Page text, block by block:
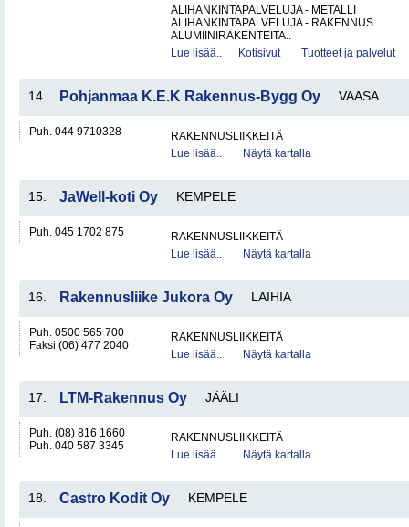
ALIHANKINTAPALVELUJA - METALLI
ALIHANKINTAPALVELUJA - RAKENNUS
ALUMIINIRAKENTEITA..
Lue lisää..
Kotisivut Tuotteet ja palvelut
14. Pohjanmaa K.E.K Rakennus-Bygg Oy VAASA
Puh. 044 9710328
RAKENNUSLIIKKEITÄ
Lue lisää..
Näytä kartalla
15. JaWell-koti Oy KEMPELE
Puh. 045 1702 875
RAKENNUSLIIKKEITÄ
Lue lisää..
Näytä kartalla
16. Rakennusliike Jukora Oy LAIHIA
Puh. 0500 565 700
Faksi (06) 477 2040
RAKENNUSLIIKKEITÄ
Lue lisää..
Näytä kartalla
17. LTM-Rakennus Oy JÄÄLI
Puh. (08) 816 1660
Puh. 040 587 3345
RAKENNUSLIIKKEITÄ
Lue lisää..
Näytä kartalla
18. Castro Kodit Oy KEMPELE